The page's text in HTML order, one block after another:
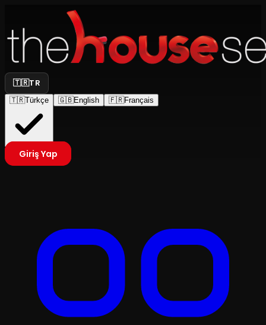
🇹🇷TR
🇹🇷Türkçe 🇬🇧English 🇫🇷Français
Giriş Yap